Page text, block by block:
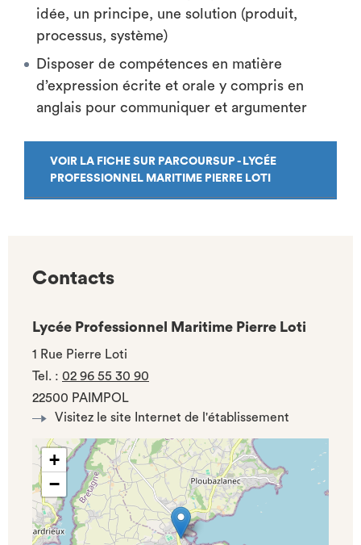
idée, un principe, une solution (produit,
processus, système)
Disposer de compétences en matière
d’expression écrite et orale y compris en
anglais pour communiquer et argumenter
VOIR LA FICHE SUR PARCOURSUP - LYCÉE
PROFESSIONNEL MARITIME PIERRE LOTI
Contacts
Lycée Professionnel Maritime Pierre Loti
1 Rue Pierre Loti
Tel. : 02 96 55 30 90
22500 PAIMPOL
Visitez le site Internet de l'établissement
+
−